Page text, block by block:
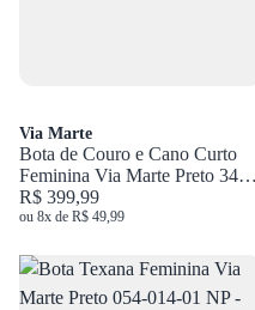
Via Marte
Bota de Couro e Cano Curto
Feminina Via Marte Preto 340-
001-01
R$ 399,99
ou 8x de R$ 49,99